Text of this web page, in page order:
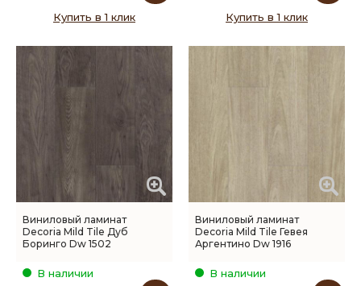
Купить в 1 клик Купить в 1 клик
Виниловый ламинат
Decoria Mild Tile Дуб
Боринго Dw 1502
В наличии
Виниловый ламинат
Decoria Mild Tile Гевея
Аргентино Dw 1916
В наличии